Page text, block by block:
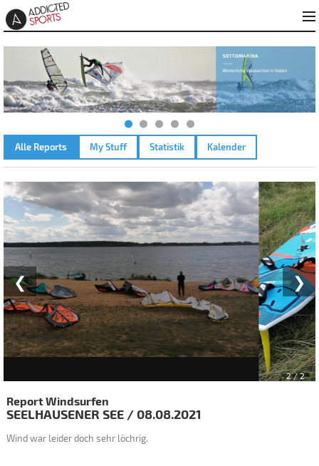
Alle Reports My Stuff Statistik Kalender
SEELHAUSENER SEE – 08.08.2021
❯
❮
2/ 2
Report Windsurfen
SEELHAUSENER SEE / 08.08.2021
Wind war leider doch sehr löchrig.